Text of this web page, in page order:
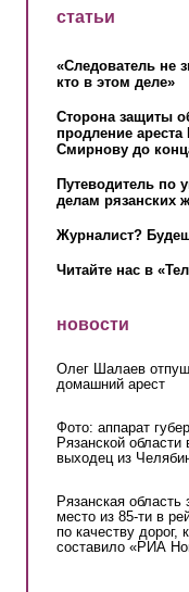
статьи
«Следователь не
кто в этом деле»
Сторона защиты
продление ареста
Смирнову до
Путеводитель по
делам рязанских
Журналист?
Читайте нас в
новости
Олег Шалаев
домашний арест
Фото: аппарат
Рязанской области
выходец из
Рязанская область
место из 85-ти в
по качеству дорог,
составило «РИА